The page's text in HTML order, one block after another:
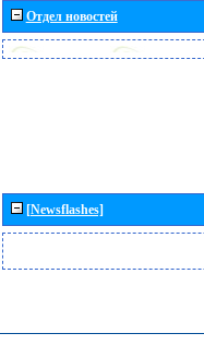
Отдел новостей
[Newsflashes]